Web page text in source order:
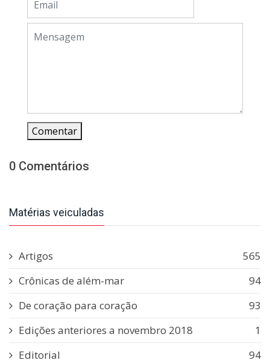
Comentar
0 Comentários
Matérias veiculadas
Artigos
565
Crônicas de além-mar
94
De coração para coração
93
Edições anteriores a novembro 2018
1
Editorial
94